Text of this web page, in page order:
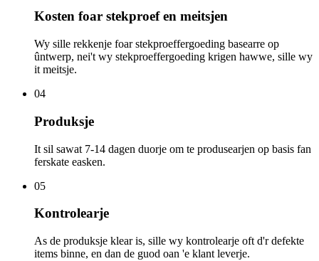
Kosten foar stekproef en meitsjen
Wy sille rekkenje foar stekproeffergoeding basearre op
ûntwerp, nei't wy stekproeffergoeding krigen hawwe, sille wy
it meitsje.
04
Produksje
It sil sawat 7-14 dagen duorje om te produsearjen op basis fan
ferskate easken.
05
Kontrolearje
As de produksje klear is, sille wy kontrolearje oft d'r defekte
items binne, en dan de guod oan 'e klant leverje.